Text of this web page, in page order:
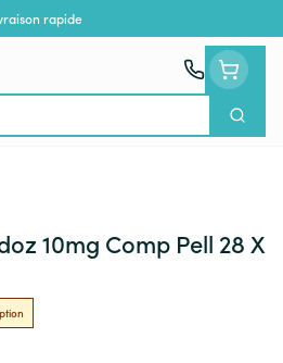
rapide
10mg Comp Pell 28 X